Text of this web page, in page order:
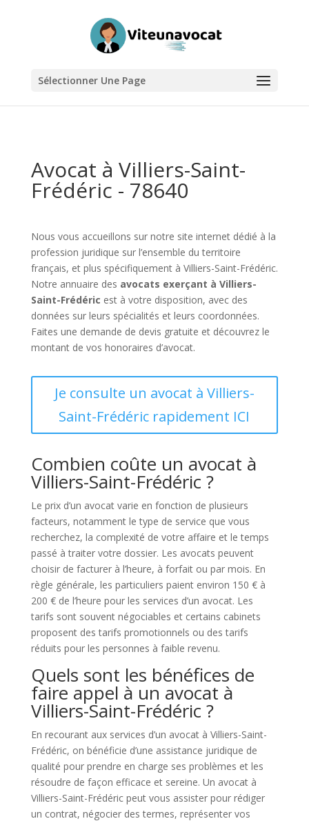
Sélectionner Une Page
Avocat à Villiers-Saint-
Frédéric - 78640
Nous vous accueillons sur notre site internet dédié à la
profession juridique sur l’ensemble du territoire
français, et plus spécifiquement à Villiers-Saint-Frédéric.
Notre annuaire des avocats exerçant à Villiers-
Saint-Frédéric est à votre disposition, avec des
données sur leurs spécialités et leurs coordonnées.
Faites une demande de devis gratuite et découvrez le
montant de vos honoraires d’avocat.
Je consulte un avocat à Villiers-
Saint-Frédéric rapidement ICI
Combien coûte un avocat à
Villiers-Saint-Frédéric ?
Le prix d’un avocat varie en fonction de plusieurs
facteurs, notamment le type de service que vous
recherchez, la complexité de votre affaire et le temps
passé à traiter votre dossier. Les avocats peuvent
choisir de facturer à l’heure, à forfait ou par mois. En
règle générale, les particuliers paient environ 150 € à
200 € de l’heure pour les services d’un avocat. Les
tarifs sont souvent négociables et certains cabinets
proposent des tarifs promotionnels ou des tarifs
réduits pour les personnes à faible revenu.
Quels sont les bénéfices de
faire appel à un avocat à
Villiers-Saint-Frédéric ?
En recourant aux services d’un avocat à Villiers-Saint-
Frédéric, on bénéficie d’une assistance juridique de
qualité pour prendre en charge ses problèmes et les
résoudre de façon efficace et sereine. Un avocat à
Villiers-Saint-Frédéric peut vous assister pour rédiger
un contrat, négocier des termes, représenter vos